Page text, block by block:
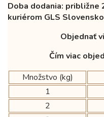
Doba dodania: približne
kuriérom GLS
Objednať
Čím viac
Množstvo (kg)
1
2